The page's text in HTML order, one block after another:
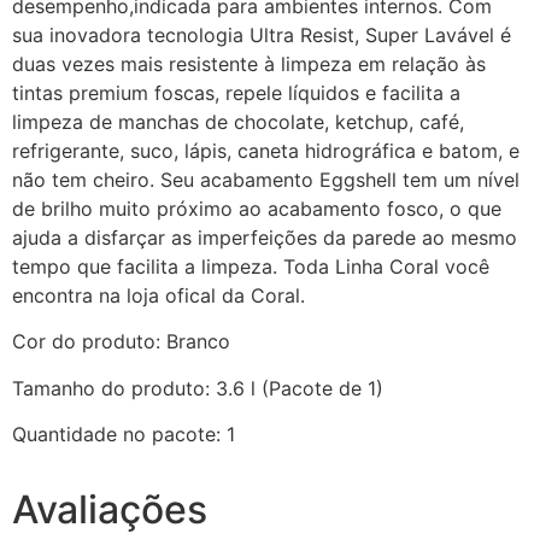
desempenho,indicada para ambientes internos. Com
sua inovadora tecnologia Ultra Resist, Super Lavável é
duas vezes mais resistente à limpeza em relação às
tintas premium foscas, repele líquidos e facilita a
limpeza de manchas de chocolate, ketchup, café,
refrigerante, suco, lápis, caneta hidrográfica e batom, e
não tem cheiro. Seu acabamento Eggshell tem um nível
de brilho muito próximo ao acabamento fosco, o que
ajuda a disfarçar as imperfeições da parede ao mesmo
tempo que facilita a limpeza. Toda Linha Coral você
encontra na loja ofical da Coral.
Cor do produto: Branco
Tamanho do produto: 3.6 l (Pacote de 1)
Quantidade no pacote: 1
Avaliações